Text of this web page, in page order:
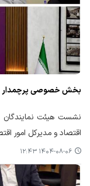
بخش خصوصی پرچمدار
نشست هیئت نمایندگان
اقتصاد و مدیرکل امور
۱۴۰۴-۰۸-۰۶ ۱۲:۴۳